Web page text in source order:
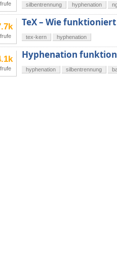
silbentrennung hyphenation
TeX – Wie
tex-kern hyphenation
Hyphenation
hyphenation silbentrennung